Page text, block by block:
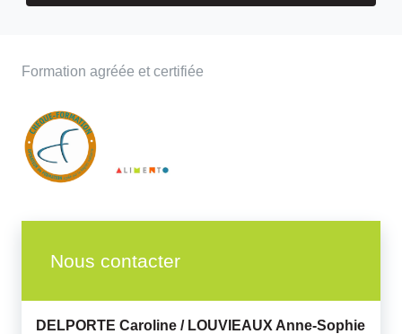
Formation agréée et certifiée
Nous contacter
DELPORTE Caroline / LOUVIEAUX Anne-Sophie